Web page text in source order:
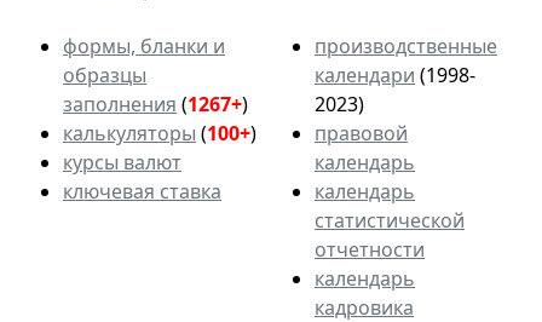
формы, бланки и
образцы
заполнения (1267+)
калькуляторы (100+)
курсы валют
ключевая ставка
производственные
календари (1998-
2023)
правовой
календарь
календарь
статистической
отчетности
календарь
кадровика